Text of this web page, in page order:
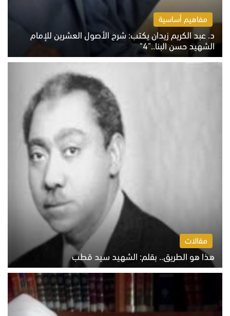
مفاهيم أساسية
د. عبد الكريم زيدان يكتب: شرح الأصول العشرين للإمام
الشهيد حسن البنا.."4"
الخميس 6 أغسطس 2026 10:27 ص
مقالات
هذا هو الطريق.. بقلم: الشهيد سيد قطب
الخميس 6 أغسطس 2026 10:52 ص